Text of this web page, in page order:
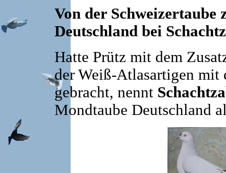
Von der
Deutschland bei
Hatte Prütz mit dem
der Weiß-Atlasartigen mit
gebracht, nennt
Mondtaube Deutschland